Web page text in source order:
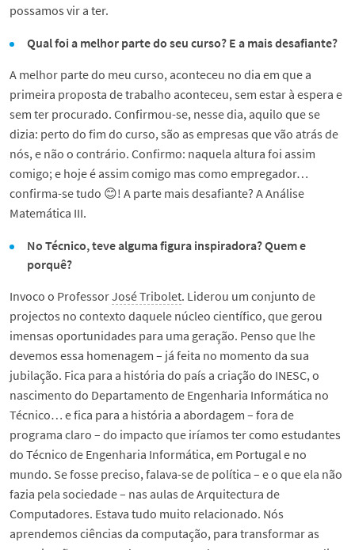
possamos vir a ter.
Qual foi a melhor parte do seu curso? E a mais desafiante?
A melhor parte do meu curso, aconteceu no dia em que a
primeira proposta de trabalho aconteceu, sem estar à espera e
sem ter procurado. Confirmou-se, nesse dia, aquilo que se
dizia: perto do fim do curso, são as empresas que vão atrás de
nós, e não o contrário. Confirmo: naquela altura foi assim
comigo; e hoje é assim comigo mas como empregador…
confirma-se tudo 😊! A parte mais desafiante? A Análise
Matemática III.
No Técnico, teve alguma figura inspiradora? Quem e
porquê?
Invoco o ProfessorJosé Tribolet. Liderou um conjunto de
projectos no contexto daquele núcleo científico, que gerou
imensas oportunidades para uma geração. Penso que lhe
devemos essa homenagem – já feita no momento da sua
jubilação. Fica para a história do país a criação do INESC, o
nascimento do Departamento de Engenharia Informática no
Técnico… e fica para a história a abordagem – fora de
programa claro – do impacto que iríamos ter como estudantes
do Técnico de Engenharia Informática, em Portugal e no
mundo. Se fosse preciso, falava-se de política – e o que ela não
fazia pela sociedade – nas aulas de Arquitectura de
Computadores. Estava tudo muito relacionado. Nós
aprendemos ciências da computação, para transformar as